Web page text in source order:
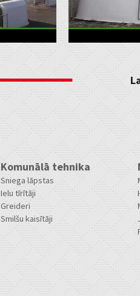
Komunālā tehnika
Sniega lāpstas
Ielu tīrītāji
Greideri
Smilšu kaisītāji